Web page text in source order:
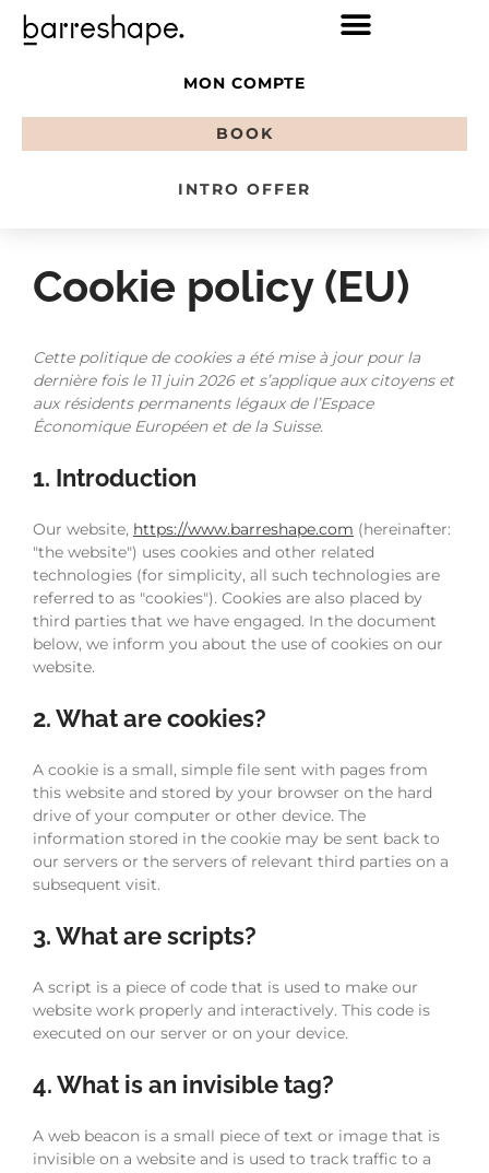
MON COMPTE
BOOK
INTRO OFFER
Cookie policy (EU)
Cette politique de cookies a été mise à jour pour la
dernière fois le 11 juin 2026 et s’applique aux citoyens et
aux résidents permanents légaux de l’Espace
Économique Européen et de la Suisse.
1. Introduction
Our website, https://www.barreshape.com (hereinafter:
"the website") uses cookies and other related
technologies (for simplicity, all such technologies are
referred to as "cookies"). Cookies are also placed by
third parties that we have engaged. In the document
below, we inform you about the use of cookies on our
website.
2. What are cookies?
A cookie is a small, simple file sent with pages from
this website and stored by your browser on the hard
drive of your computer or other device. The
information stored in the cookie may be sent back to
our servers or the servers of relevant third parties on a
subsequent visit.
3. What are scripts?
A script is a piece of code that is used to make our
website work properly and interactively. This code is
executed on our server or on your device.
4. What is an invisible tag?
A web beacon is a small piece of text or image that is
invisible on a website and is used to track traffic to a